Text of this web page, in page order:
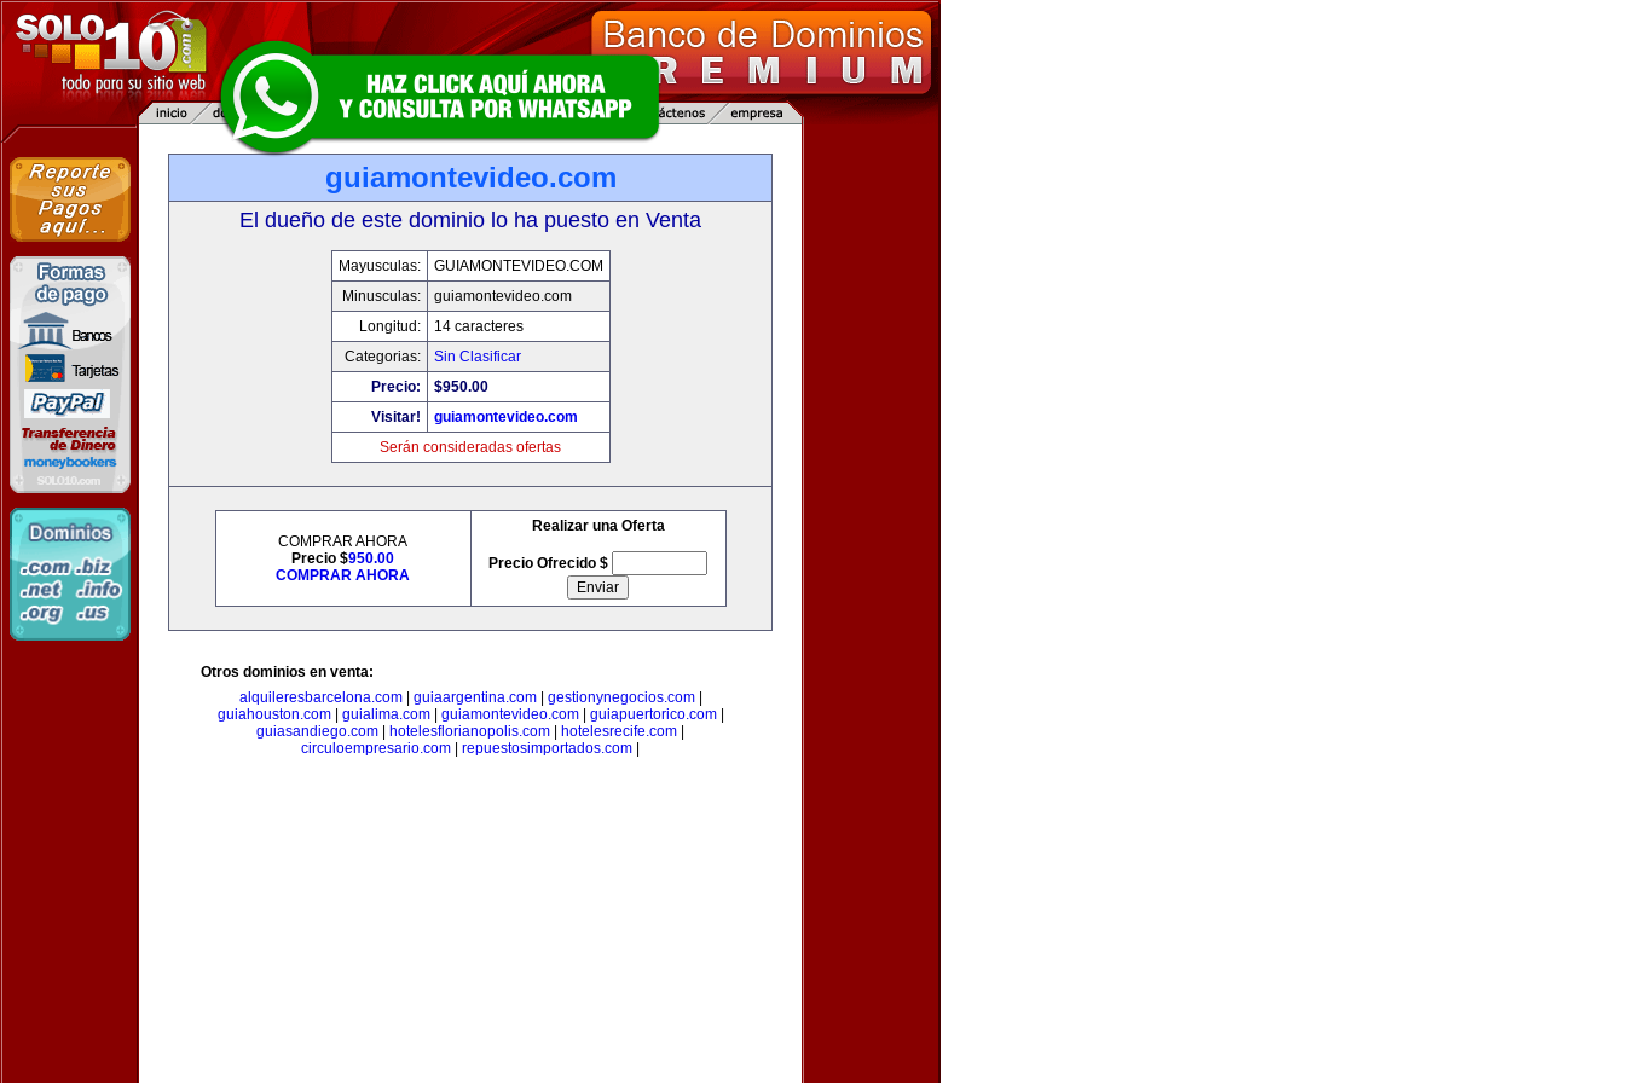
guiamontevideo.com
El dueño de este dominio lo ha puesto en Venta
Mayusculas:
GUIAMONTEVIDEO.COM
Minusculas:
guiamontevideo.com
Longitud:
14 caracteres
Categorias:
Sin Clasificar
Precio:
$950.00
Visitar!
guiamontevideo.com
Serán consideradas ofertas
COMPRAR AHORA
Precio $950.00
COMPRAR AHORA
Realizar una Oferta
Precio Ofrecido $
Otros dominios en venta:
alquileresbarcelona.com| guiaargentina.com| gestionynegocios.com|
guiahouston.com| guialima.com| guiamontevideo.com| guiapuertorico.com|
guiasandiego.com
hotelesflorianopolis.com hotelesrecife.com
circuloempresario.com
repuestosimportados.com